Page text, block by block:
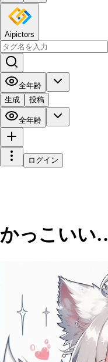
Aipictors
全年齢
生成
投稿
全年齢
ログイン
かっこいい